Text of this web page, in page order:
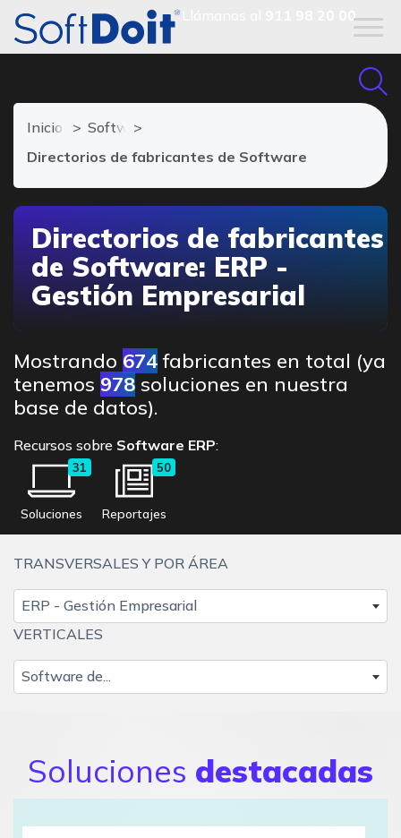
911 98 20 00
Inicio
Software ERP
Directorios de fabricantes de Software
Directorios de fabricantes
de Software: ERP -
Gestión Empresarial
Mostrando 674fabricantes en total (ya
tenemos 978 soluciones en nuestra
base de datos).
Recursos sobre Software ERP:
31
Soluciones
50
Reportajes
TRANSVERSALES Y POR ÁREA
ERP - Gestión Empresarial
VERTICALES
Software de...
Soluciones destacadas